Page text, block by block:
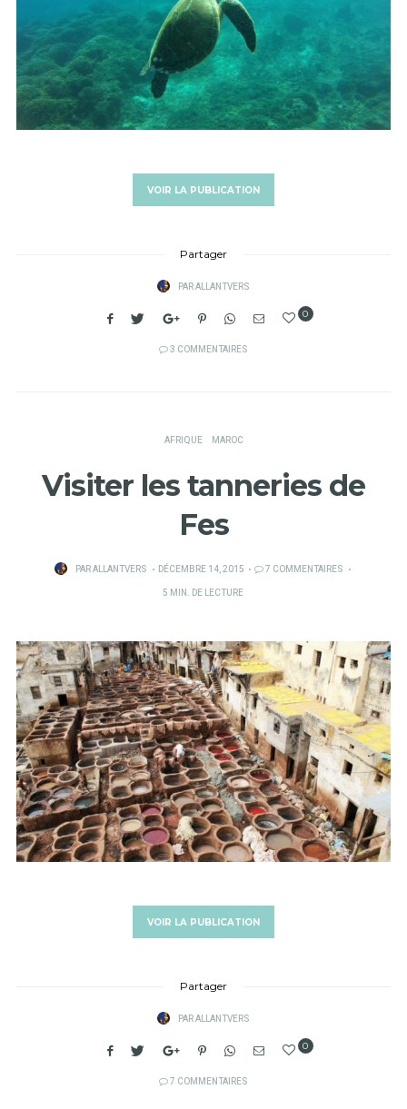
VOIR LA PUBLICATION
Partager
PARALLANTVERS
0
3 COMMENTAIRES
AFRIQUE MAROC
Visiter les tanneries de
Fes
PARALLANTVERS
PUBLIÉ
SUR
DÉCEMBRE 14, 2015
7 COMMENTAIRES
5 MIN. DE LECTURE
VOIR LA PUBLICATION
Partager
PARALLANTVERS
0
7 COMMENTAIRES